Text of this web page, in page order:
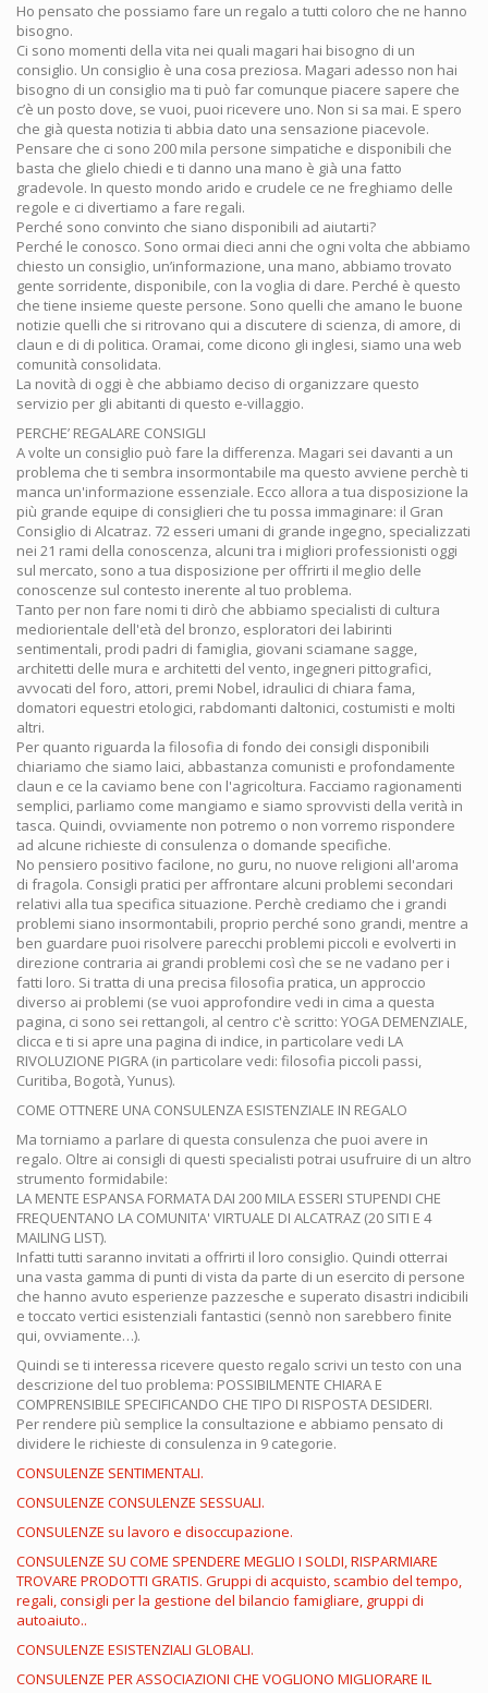
Ho pensato che possiamo fare un regalo a tutti coloro che ne hanno
bisogno.
Ci sono momenti della vita nei quali magari hai bisogno di un
consiglio. Un consiglio è una cosa preziosa. Magari adesso non hai
bisogno di un consiglio ma ti può far comunque piacere sapere che
c’è un posto dove, se vuoi, puoi ricevere uno. Non si sa mai. E spero
che già questa notizia ti abbia dato una sensazione piacevole.
Pensare che ci sono 200 mila persone simpatiche e disponibili che
basta che glielo chiedi e ti danno una mano è già una fatto
gradevole. In questo mondo arido e crudele ce ne freghiamo delle
regole e ci divertiamo a fare regali.
Perché sono convinto che siano disponibili ad aiutarti?
Perché le conosco. Sono ormai dieci anni che ogni volta che abbiamo
chiesto un consiglio, un’informazione, una mano, abbiamo trovato
gente sorridente, disponibile, con la voglia di dare. Perché è questo
che tiene insieme queste persone. Sono quelli che amano le buone
notizie quelli che si ritrovano qui a discutere di scienza, di amore, di
claun e di di politica. Oramai, come dicono gli inglesi, siamo una web
comunità consolidata.
La novità di oggi è che abbiamo deciso di organizzare questo
servizio per gli abitanti di questo e-villaggio.
PERCHE’ REGALARE CONSIGLI
A volte un consiglio può fare la differenza. Magari sei davanti a un
problema che ti sembra insormontabile ma questo avviene perchè ti
manca un'informazione essenziale. Ecco allora a tua disposizione la
più grande equipe di consiglieri che tu possa immaginare: il Gran
Consiglio di Alcatraz. 72 esseri umani di grande ingegno, specializzati
nei 21 rami della conoscenza, alcuni tra i migliori professionisti oggi
sul mercato, sono a tua disposizione per offrirti il meglio delle
conoscenze sul contesto inerente al tuo problema.
Tanto per non fare nomi ti dirò che abbiamo specialisti di cultura
mediorientale dell'età del bronzo, esploratori dei labirinti
sentimentali, prodi padri di famiglia, giovani sciamane sagge,
architetti delle mura e architetti del vento, ingegneri pittografici,
avvocati del foro, attori, premi Nobel, idraulici di chiara fama,
domatori equestri etologici, rabdomanti daltonici, costumisti e molti
altri.
Per quanto riguarda la filosofia di fondo dei consigli disponibili
chiariamo che siamo laici, abbastanza comunisti e profondamente
claun e ce la caviamo bene con l'agricoltura. Facciamo ragionamenti
semplici, parliamo come mangiamo e siamo sprovvisti della verità in
tasca. Quindi, ovviamente non potremo o non vorremo rispondere
ad alcune richieste di consulenza o domande specifiche.
No pensiero positivo facilone, no guru, no nuove religioni all'aroma
di fragola. Consigli pratici per affrontare alcuni problemi secondari
relativi alla tua specifica situazione. Perchè crediamo che i grandi
problemi siano insormontabili, proprio perché sono grandi, mentre a
ben guardare puoi risolvere parecchi problemi piccoli e evolverti in
direzione contraria ai grandi problemi così che se ne vadano per i
fatti loro. Si tratta di una precisa filosofia pratica, un approccio
diverso ai problemi (se vuoi approfondire vedi in cima a questa
pagina, ci sono sei rettangoli, al centro c'è scritto: YOGA DEMENZIALE,
clicca e ti si apre una pagina di indice, in particolare vedi LA
RIVOLUZIONE PIGRA (in particolare vedi: filosofia piccoli passi,
Curitiba, Bogotà, Yunus).
COME OTTNERE UNA CONSULENZA ESISTENZIALE IN REGALO
Ma torniamo a parlare di questa consulenza che puoi avere in
regalo. Oltre ai consigli di questi specialisti potrai usufruire di un altro
strumento formidabile:
LA MENTE ESPANSA FORMATA DAI 200 MILA ESSERI STUPENDI CHE
FREQUENTANO LA COMUNITA' VIRTUALE DI ALCATRAZ (20 SITI E 4
MAILING LIST).
Infatti tutti saranno invitati a offrirti il loro consiglio. Quindi otterrai
una vasta gamma di punti di vista da parte di un esercito di persone
che hanno avuto esperienze pazzesche e superato disastri indicibili
e toccato vertici esistenziali fantastici (sennò non sarebbero finite
qui, ovviamente…).
Quindi se ti interessa ricevere questo regalo scrivi un testo con una
descrizione del tuo problema: POSSIBILMENTE CHIARA E
COMPRENSIBILE SPECIFICANDO CHE TIPO DI RISPOSTA DESIDERI.
Per rendere più semplice la consultazione e abbiamo pensato di
dividere le richieste di consulenza in 9 categorie.
CONSULENZE SENTIMENTALI.
CONSULENZE CONSULENZE SESSUALI.
CONSULENZE su lavoro e disoccupazione.
CONSULENZE SU COME SPENDERE MEGLIO I SOLDI, RISPARMIARE
TROVARE PRODOTTI GRATIS. Gruppi di acquisto, scambio del tempo,
regali, consigli per la gestione del bilancio famigliare, gruppi di
autoaiuto..
CONSULENZE ESISTENZIALI GLOBALI.
CONSULENZE PER ASSOCIAZIONI CHE VOGLIONO MIGLIORARE IL